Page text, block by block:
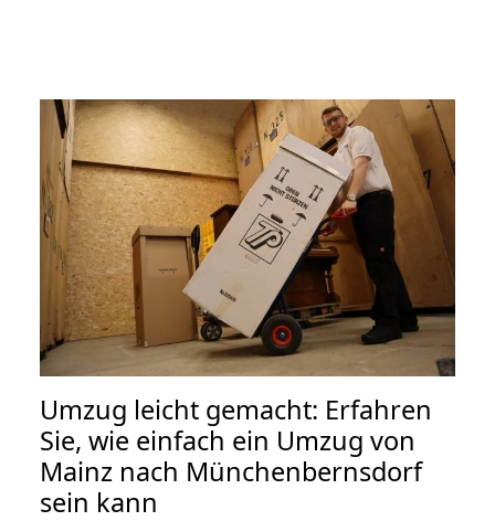
Umzug leicht gemacht: Erfahren
Sie, wie einfach ein Umzug von
Mainz nach Münchenbernsdorf
sein kann